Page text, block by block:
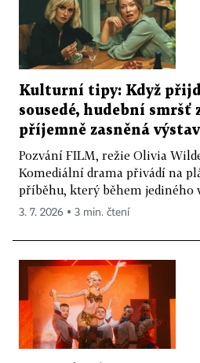
Kulturní tipy: Když
sousedé, hudební smršť
příjemně zasněná
Pozvání FILM, režie Olivia
Komediální drama přivádí na
příběhu, který během jediného
3. 7. 2026 ▪ 3 min. čtení